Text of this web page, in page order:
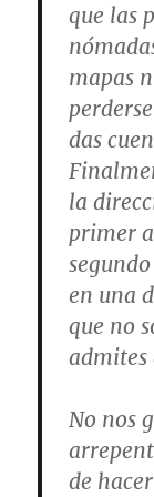
que las
mapas
das
la
primer
en una
que no
admites
No nos
de